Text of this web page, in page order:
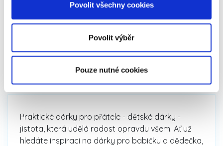
Povolit všechny cookies
Povolit výběr
Pouze nutné cookies
Praktické dárky - pro ženy i
muže 🎁 pro přátele -
Dětské zboží
Praktické dárky pro přátele - dětské dárky -
jistota, která udělá radost opravdu všem. Ať už
hledáte inspiraci na dárky pro babičku a dědečka,